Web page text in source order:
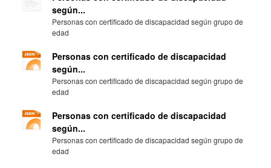
según...
Personas con certificado de discapacidad según grupo de
edad
Personas con certificado de discapacidad
según...
Personas con certificado de discapacidad según grupo de
edad
Personas con certificado de discapacidad
según...
Personas con certificado de discapacidad según grupo de
edad